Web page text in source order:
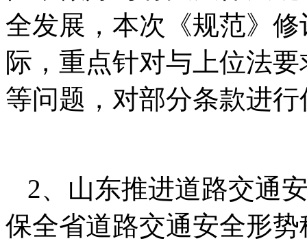
全发展，本次《规范》
际，重点针对与上位法
等问题，对部分条款进
2、山东推进道路交通
保全省道路交通安全形势